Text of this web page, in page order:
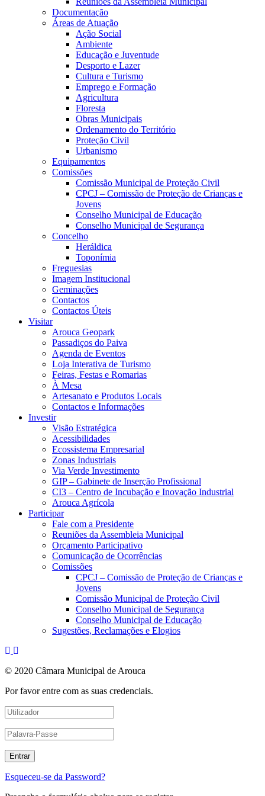
Documentação
Áreas de Atuação
Ação Social
Ambiente
Educação e Juventude
Desporto e Lazer
Cultura e Turismo
Emprego e Formação
Agricultura
Floresta
Obras Municipais
Ordenamento do Território
Proteção Civil
Urbanismo
Equipamentos
Comissões
Comissão Municipal de Proteção Civil
CPCJ – Comissão de Proteção de Crianças e
Jovens
Conselho Municipal de Educação
Conselho Municipal de Segurança
Concelho
Heráldica
Toponímia
Freguesias
Imagem Institucional
Geminações
Contactos
Contactos Úteis
Visitar
Arouca Geopark
Passadiços do Paiva
Agenda de Eventos
Loja Interativa de Turismo
Feiras, Festas e Romarias
À Mesa
Artesanato e Produtos Locais
Contactos e Informações
Investir
Visão Estratégica
Acessibilidades
Ecossistema Empresarial
Zonas Industriais
Via Verde Investimento
GIP – Gabinete de Inserção Profissional
CI3 – Centro de Incubação e Inovação Industrial
Arouca Agrícola
Participar
Fale com a Presidente
Reuniões da Assembleia Municipal
Orçamento Participativo
Comunicação de Ocorrências
Comissões
CPCJ – Comissão de Proteção de Crianças e
Jovens
Comissão Municipal de Proteção Civil
Conselho Municipal de Segurança
Conselho Municipal de Educação
Sugestões, Reclamações e Elogios
© 2020 Câmara Municipal de Arouca
Por favor entre com as suas credenciais.
Esqueceu-se da Password?